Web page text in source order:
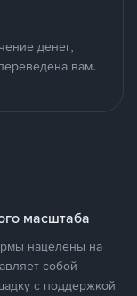
денег,
вам.
масштаба
нацелены на
собой
с поддержкой